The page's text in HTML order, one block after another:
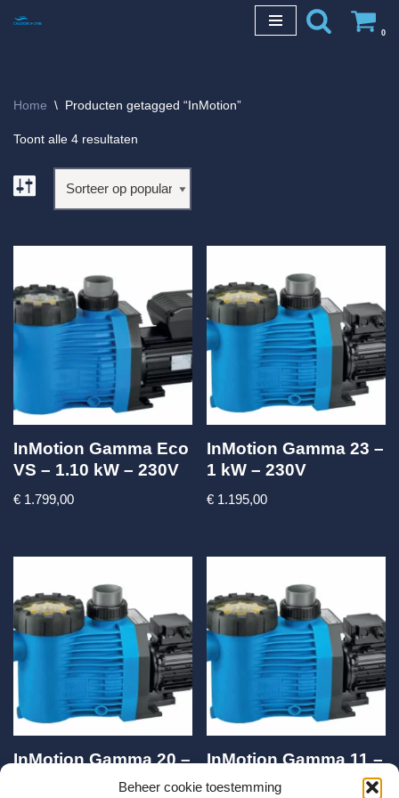
Beheer cookie toestemming
inhoud
0
Home \ Producten getagged “InMotion”
Toont alle 4 resultaten
InMotion Gamma Eco
VS – 1.10 kW – 230V
€ 1.799,00
InMotion Gamma 23 –
1 kW – 230V
€ 1.195,00
InMotion Gamma 20 –
0.75kW – 230V
InMotion Gamma 11 –
0.45kW – 230V